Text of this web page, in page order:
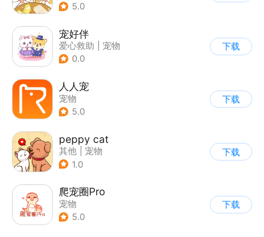
5.0
宠好伴
爱心救助
宠物
0.0
下载
人人宠
宠物
5.0
下载
peppy cat
其他
宠物
1.0
下载
爬宠圈Pro
宠物
5.0
下载